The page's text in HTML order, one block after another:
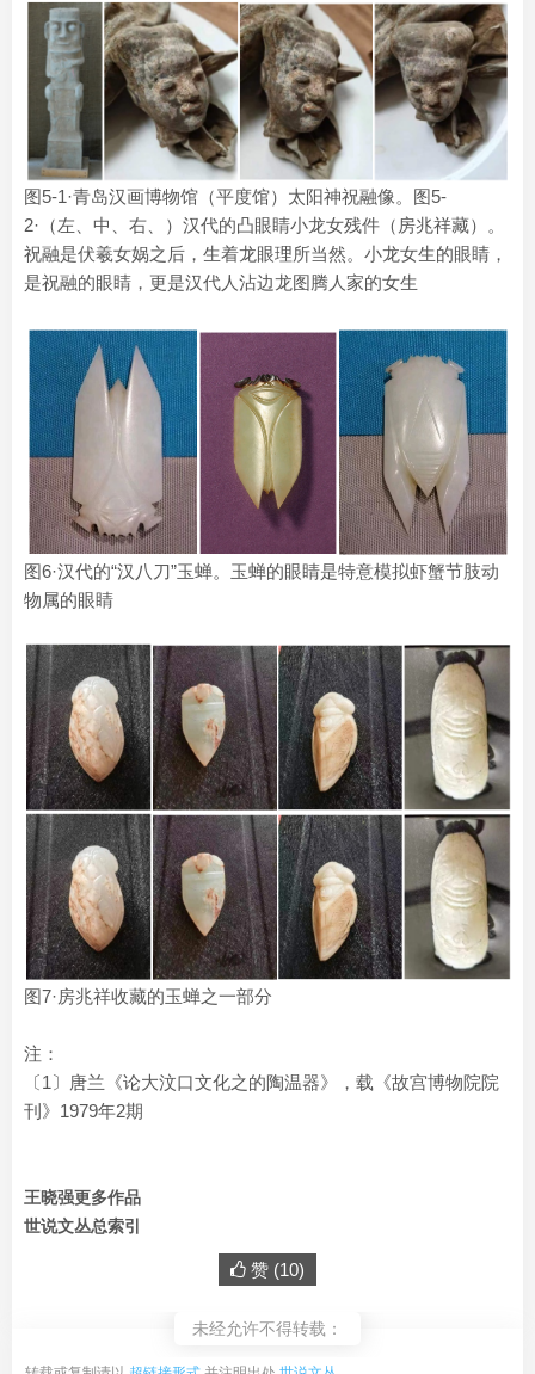
图5-1·青岛汉画博物馆（平度馆）太阳神祝融像。图5-
2·（左、中、右、）汉代的凸眼睛小龙女残件（房兆祥藏）。
祝融是伏羲女娲之后，生着龙眼理所当然。小龙女生的眼睛，
是祝融的眼睛，更是汉代人沾边龙图腾人家的女生
图6·汉代的“汉八刀”玉蝉。玉蝉的眼睛是特意模拟虾蟹节肢动
物属的眼睛
图7·房兆祥收藏的玉蝉之一部分
注：
〔1〕唐兰《论大汶口文化之的陶温器》，载《故宫博物院院
刊》1979年2期
王晓强更多作品
世说文丛总索引
赞 (10)
未经允许不得转载：